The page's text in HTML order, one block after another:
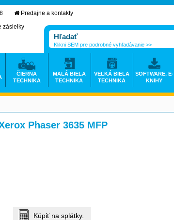
Phaser 3635 MFP
Kúpiť na splátky.
Predajne a kontakty
zásielky
Klikni SEM pre podrobné vyhľadávanie >>
ČIERNA
TECHNIKA
MALÁ BIELA
TECHNIKA
VEĽKÁ BIELA
TECHNIKA
SOFTWARE, E-
KNIHY